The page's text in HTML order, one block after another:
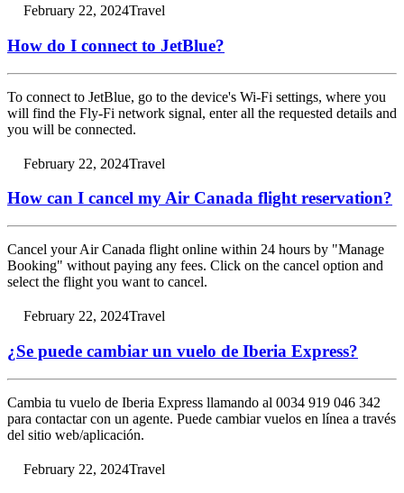
February 22, 2024Travel
How do I connect to JetBlue?
To connect to JetBlue, go to the device's Wi-Fi settings, where you
will find the Fly-Fi network signal, enter all the requested details and
you will be connected.
February 22, 2024Travel
How can I cancel my Air Canada flight reservation?
Cancel your Air Canada flight online within 24 hours by "Manage
Booking" without paying any fees. Click on the cancel option and
select the flight you want to cancel.
February 22, 2024Travel
¿Se puede cambiar un vuelo de Iberia Express?
Cambia tu vuelo de Iberia Express llamando al 0034 919 046 342
para contactar con un agente. Puede cambiar vuelos en línea a través
del sitio web/aplicación.
February 22, 2024Travel